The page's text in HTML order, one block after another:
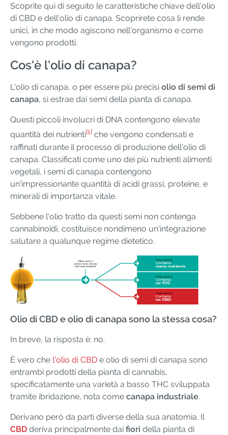
Scoprite qui di seguito le caratteristiche chiave dell'olio
di CBD e dell'olio di canapa. Scoprirete cosa li rende
unici, in che modo agiscono nell'organismo e come
vengono prodotti.
Cos'è l'olio di canapa?
L'olio di canapa, o per essere più precisi olio di semi di
canapa, si estrae dai semi della pianta di canapa.
Questi piccoli involucri di DNA contengono elevate
quantità dei nutrienti[1] che vengono condensati e
raffinati durante il processo di produzione dell'olio di
canapa. Classificati come uno dei più nutrienti alimenti
vegetali, i semi di canapa contengono
un'impressionante quantità di acidi grassi, proteine, e
minerali di importanza vitale.
Sebbene l'olio tratto da questi semi non contenga
cannabinoidi, costituisce nondimeno un'integrazione
salutare a qualunque regime dietetico.
Olio di CBD e olio di canapa sono la stessa cosa?
In breve, la risposta è: no.
È vero che l'olio di CBD e olio di semi di canapa sono
entrambi prodotti della pianta di cannabis,
specificatamente una varietà a basso THC sviluppata
tramite ibridazione, nota come canapa industriale.
Derivano però da parti diverse della sua anatomia. Il
CBD deriva principalmente dai fiori della pianta di